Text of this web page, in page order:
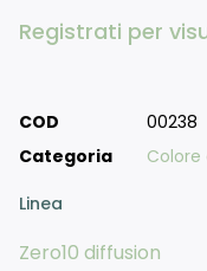
Registrati per
COD
00238
Categoria
Colore
Linea
Zero10 diffusion